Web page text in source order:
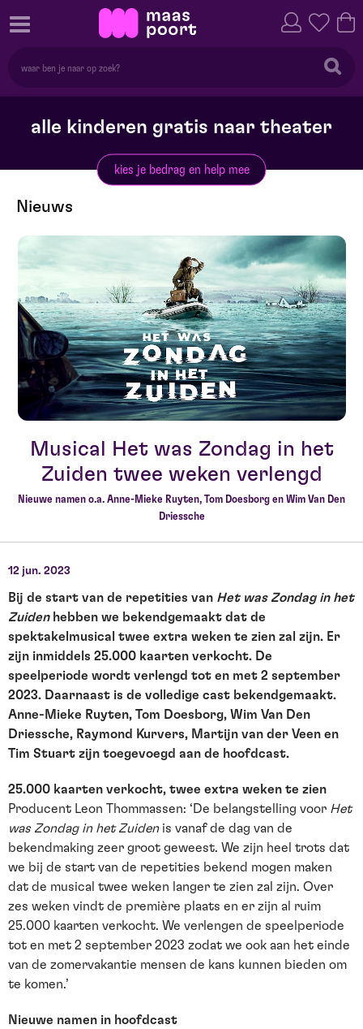
alle kinderen gratis naar theater
kies je bedrag en help mee
Nieuws
Musical Het was Zondag in het
Zuiden twee weken verlengd
Nieuwe namen o.a. Anne-Mieke Ruyten, Tom Doesborg en Wim Van Den
Driessche
12 jun. 2023
Bij de start van de repetities van Het was Zondag in het
Zuidenhebben we bekendgemaakt dat de
spektakelmusical twee extra weken te zien zal zijn. Er
zijn inmiddels 25.000 kaarten verkocht. De
speelperiode wordt verlengd tot en met 2 september
2023. Daarnaast is de volledige cast bekendgemaakt.
Anne-Mieke Ruyten, Tom Doesborg, Wim Van Den
Driessche, Raymond Kurvers, Martijn van der Veen en
Tim Stuart zijn toegevoegd aan de hoofdcast.
25.000 kaarten verkocht, twee extra weken te zien
Producent Leon Thommassen: ‘De belangstelling voor Het
was Zondag in het Zuidenis vanaf de dag van de
bekendmaking zeer groot geweest. We zijn heel trots dat
we bij de start van de repetities bekend mogen maken
dat de musical twee weken langer te zien zal zijn. Over
zes weken vindt de première plaats en er zijn al ruim
25.000 kaarten verkocht. We verlengen de speelperiode
tot en met 2 september 2023 zodat we ook aan het einde
van de zomervakantie mensen de kans kunnen bieden om
te komen.’
Nieuwe namen in hoofdcast